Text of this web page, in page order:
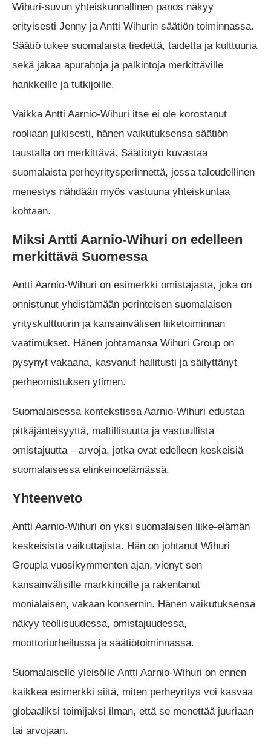
Wihuri-suvun yhteiskunnallinen panos näkyy
erityisesti Jenny ja Antti Wihurin säätiön toiminnassa.
Säätiö tukee suomalaista tiedettä, taidetta ja kulttuuria
sekä jakaa apurahoja ja palkintoja merkittäville
hankkeille ja tutkijoille.
Vaikka Antti Aarnio-Wihuri itse ei ole korostanut
rooliaan julkisesti, hänen vaikutuksensa säätiön
taustalla on merkittävä. Säätiötyö kuvastaa
suomalaista perheyritysperinnettä, jossa taloudellinen
menestys nähdään myös vastuuna yhteiskuntaa
kohtaan.
Miksi Antti Aarnio-Wihuri on edelleen
merkittävä Suomessa
Antti Aarnio-Wihuri on esimerkki omistajasta, joka on
onnistunut yhdistämään perinteisen suomalaisen
yrityskulttuurin ja kansainvälisen liiketoiminnan
vaatimukset. Hänen johtamansa Wihuri Group on
pysynyt vakaana, kasvanut hallitusti ja säilyttänyt
perheomistuksen ytimen.
Suomalaisessa kontekstissa Aarnio-Wihuri edustaa
pitkäjänteisyyttä, maltillisuutta ja vastuullista
omistajuutta – arvoja, jotka ovat edelleen keskeisiä
suomalaisessa elinkeinoelämässä.
Yhteenveto
Antti Aarnio-Wihuri on yksi suomalaisen liike-elämän
keskeisistä vaikuttajista. Hän on johtanut Wihuri
Groupia vuosikymmenten ajan, vienyt sen
kansainvälisille markkinoille ja rakentanut
monialaisen, vakaan konsernin. Hänen vaikutuksensa
näkyy teollisuudessa, omistajuudessa,
moottoriurheilussa ja säätiötoiminnassa.
Suomalaiselle yleisölle Antti Aarnio-Wihuri on ennen
kaikkea esimerkki siitä, miten perheyritys voi kasvaa
globaaliksi toimijaksi ilman, että se menettää juuriaan
tai arvojaan.